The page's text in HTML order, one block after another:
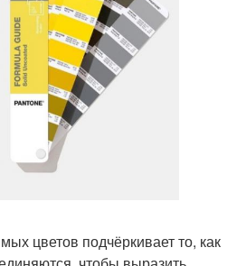
цветов подчёркивает то, как